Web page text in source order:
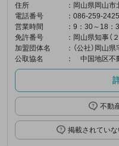
住所
：岡山県岡山
電話番号
：086-259-2425
営業時間
：9：30～18：
免許番号
：岡山県知事（
加盟団体名
：（公社）岡山
公取協名
： 中国地区不
不動
掲載されてい